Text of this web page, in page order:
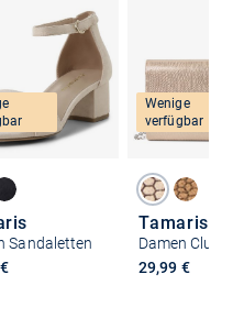
Sandaletten
Wenige
verfügbar
Tamaris
29,99 €